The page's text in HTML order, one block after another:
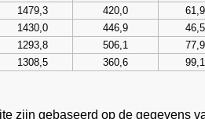
1479,3 420,0 61,9
1430,0 446,9 46,5
1293,8 506,1 77,9
1308,5 360,6 99,1
zijn gebaseerd op de gegevens